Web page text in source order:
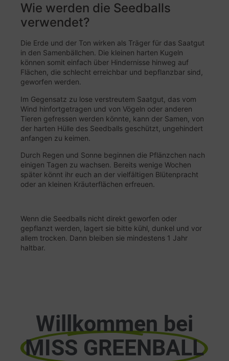
Wie werden die Seedballs
verwendet?
Die Erde und der Ton wirken als Träger für das Saatgut
in den Samenbällchen. Die kleinen harten Kugeln
können somit einfach über Hindernisse hinweg auf
Flächen, die schlecht erreichbar und bepflanzbar sind,
geworfen werden.
Im Gegensatz zu lose verstreutem Saatgut, das vom
Wind hinfortgetragen und von Vögeln oder anderen
Tieren gefressen werden könnte, kann der Samen, von
der harten Hülle des Seedballs geschützt, ungehindert
anfangen zu keimen.
Durch Regen und Sonne beginnen die Pflänzchen nach
einigen Tagen zu wachsen. Bereits wenige Wochen
später könnt ihr euch an der vielfältigen Blütenpracht
oder an kleinen Kräuterflächen erfreuen.
Wenn die Seedballs nicht direkt geworfen oder
gepflanzt werden, lagert sie bitte kühl, dunkel und vor
allem trocken. Dann bleiben sie mindestens 1 Jahr
haltbar.
Willkommen bei
MISS GREENBALL